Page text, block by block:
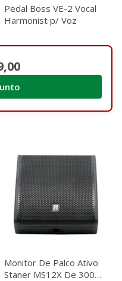
Pedal Boss VE-2 Vocal
Harmonist p/ Voz
Monitor De Palco Ativo
Staner MS12X De 300